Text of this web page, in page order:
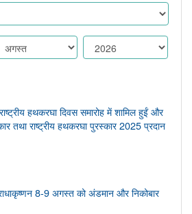
हथकरघा दिवस समारोह में शामिल हुईं और
तथा राष्ट्रीय हथकरघा पुरस्कार 2025 प्रदान
राधाकृष्णन 8-9 अगस्त को अंडमान और निकोबार